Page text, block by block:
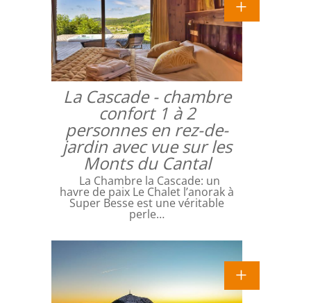
La Cascade - chambre
confort 1 à 2
personnes en rez-de-
jardin avec vue sur les
Monts du Cantal
La Chambre la Cascade: un
havre de paix Le Chalet l’anorak à
Super Besse est une véritable
perle…